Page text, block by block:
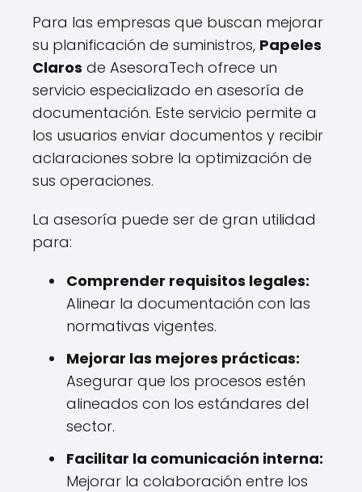
Para las empresas que buscan mejorar
su planificación de suministros, Papeles
Claros de AsesoraTech ofrece un
servicio especializado en asesoría de
documentación. Este servicio permite a
los usuarios enviar documentos y recibir
aclaraciones sobre la optimización de
sus operaciones.
La asesoría puede ser de gran utilidad
para:
Comprender requisitos legales:
Alinear la documentación con las
normativas vigentes.
Mejorar las mejores prácticas:
Asegurar que los procesos estén
alineados con los estándares del
sector.
Facilitar la comunicación interna:
Mejorar la colaboración entre los